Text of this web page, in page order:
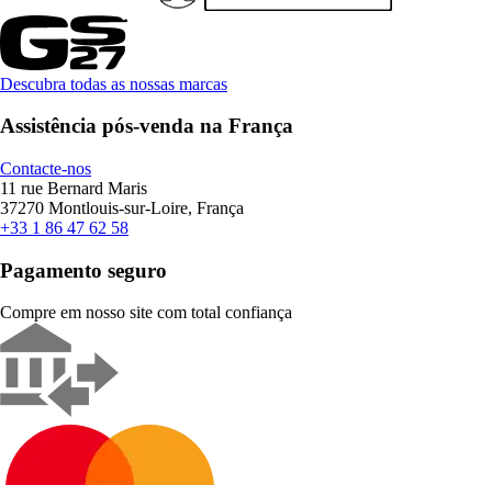
Descubra todas as nossas marcas
Assistência pós-venda na França
Contacte-nos
11 rue Bernard Maris
37270 Montlouis-sur-Loire, França
+33 1 86 47 62 58
Pagamento seguro
Compre em nosso site com total confiança